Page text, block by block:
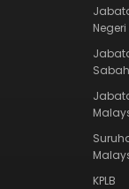
Negeri
Sabah
KPLB